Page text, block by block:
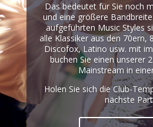
Das bedeutet für Sie noch
und eine größere
aufgeführten Music Styles
alle Klassiker aus den 70ern,
Discofox, Latino usw. mit
buchen Sie einen unserer
Mainstream in
Holen Sie sich die Club-
nächste